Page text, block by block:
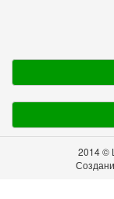
2014 ©